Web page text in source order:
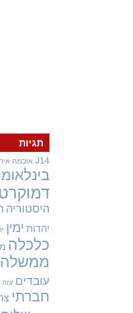
תגיות
J14 אובמה איראן
בינלאומי
דמוקרטיה
היסטוריה
יהדות ימין
כלכלה
ממשלה
עובדים עזה
חברתי צה"ל